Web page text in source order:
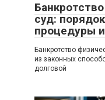
суд:
процедуры
Банкротство
из законных
долговой